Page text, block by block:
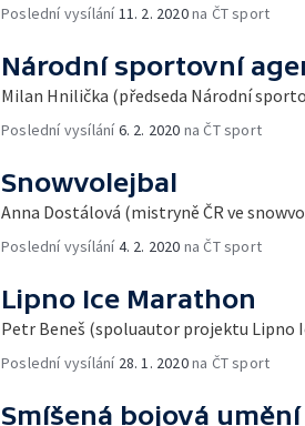
Poslední vysílání 11. 2. 2020na ČT sport
Národní sportovní
Milan Hnilička (předseda Národní
Poslední vysílání6. 2. 2020 na ČT sport
Snowvolejbal
Anna Dostálová (mistryně ČR ve
Poslední vysílání4. 2. 2020 na ČT sport
Lipno Ice Marathon
Petr Beneš (spoluautor projektu Lipno
Poslední vysílání 28. 1. 2020na ČT sport
Smíšená bojová umění